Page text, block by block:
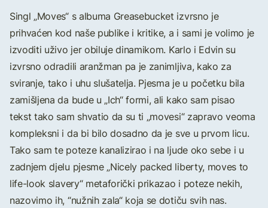
Singl „Moves“ s albuma Greasebucket izvrsno je
prihvaćen kod naše publike i kritike, a i sami je volimo je
izvoditi uživo jer obiluje dinamikom. Karlo i Edvin su
izvrsno odradili aranžman pa je zanimljiva, kako za
sviranje, tako i uhu slušatelja. Pjesma je u početku bila
zamišljena da bude u „Ich“ formi, ali kako sam pisao
tekst tako sam shvatio da su ti „movesi“ zapravo veoma
kompleksni i da bi bilo dosadno da je sve u prvom licu.
Tako sam te poteze kanalizirao i na ljude oko sebe i u
zadnjem djelu pjesme „Nicely packed liberty, moves to
life-look slavery“ metaforički prikazao i poteze nekih,
nazovimo ih, “nužnih zala“ koja se dotiču svih nas.